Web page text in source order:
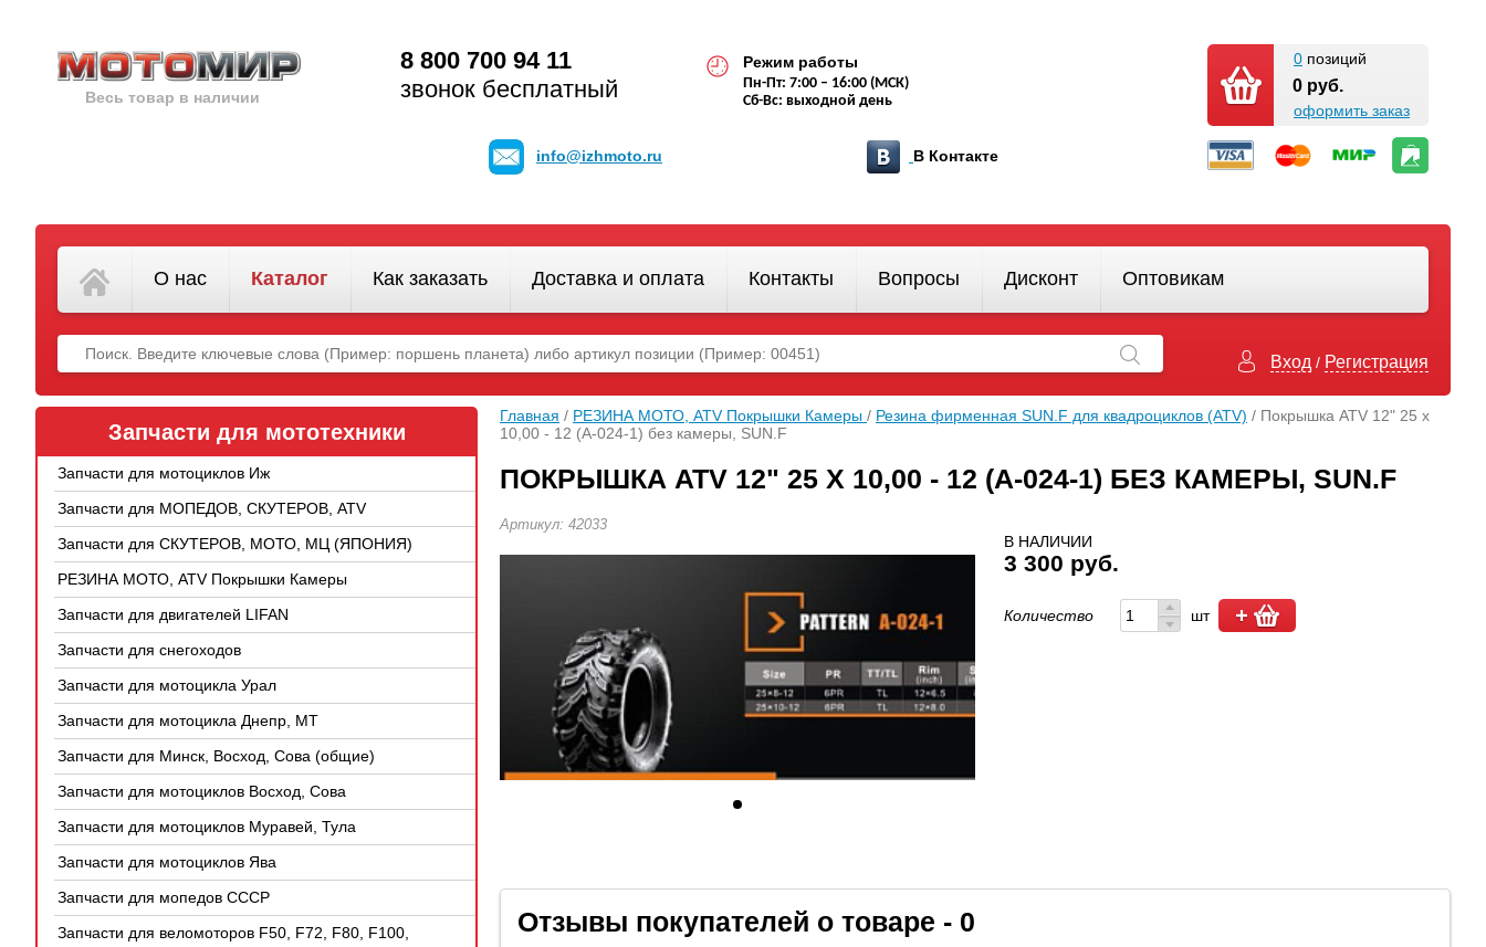
Весь товар в наличии
8 800 700 94 11
звонок бесплатный
Режим работы
Пн-Пт: 7:00 – 16:00 (МСК)
Сб-Вс: выходной день
0 позиций
0 руб.
оформить заказ
info@izhmoto.ru В Контакте
О нас Каталог Как заказать Доставка и оплата Контакты Вопросы Дисконт Оптовикам
Вход / Регистрация
Запчасти для мототехники
Запчасти для мотоциклов Иж
Запчасти для МОПЕДОВ, СКУТЕРОВ, ATV
(КИТАЙ)
Запчасти для СКУТЕРОВ, МОТО, МЦ (ЯПОНИЯ)
РЕЗИНА МОТО, ATV Покрышки Камеры
Запчасти для двигателей LIFAN
Запчасти для снегоходов
Запчасти для мотоцикла Урал
Запчасти для мотоцикла Днепр, МТ
Запчасти для Минск, Восход, Сова (общие)
Запчасти для мотоциклов Восход, Сова
Запчасти для мотоциклов Муравей, Тула
Запчасти для мотоциклов Ява
Запчасти для мопедов СССР
Запчасти для веломоторов F50, F72, F80, F100,
Главная / РЕЗИНА МОТО, ATV Покрышки Камеры / Резина фирменная SUN.F для квадроциклов (АТV) / Покрышка ATV 12" 25 х
10,00 - 12 (А-024-1) без камеры, SUN.F
ПОКРЫШКА ATV 12" 25 Х 10,00 - 12 (А-024-1) БЕЗ КАМЕРЫ, SUN.F
Артикул: 42033
В НАЛИЧИИ
3 300 руб.
Количество шт
Отзывы покупателей о товаре - 0